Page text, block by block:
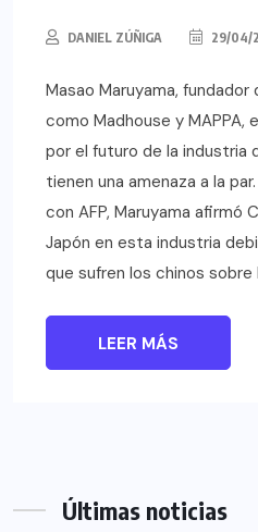
DANIEL ZÚÑIGA 29/04/
Masao Maruyama,
como Madhouse y MAPPA,
por el futuro de la industria
tienen una amenaza a la
con AFP, Maruyama afirmó
Japón en esta industria
que sufren los chinos sobre
LEER MÁS
Últimas noticias